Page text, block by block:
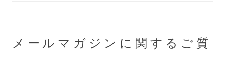
メールマガジンに関するご質